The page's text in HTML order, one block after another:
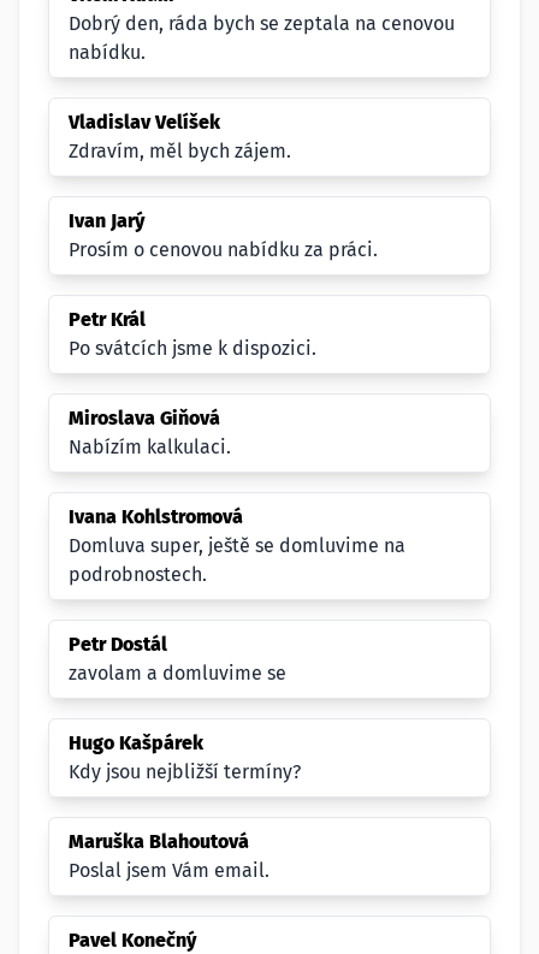
Dobrý den, ráda bych se zeptala na cenovou
nabídku.
Vladislav Velíšek
Zdravím, měl bych zájem.
Ivan Jarý
Prosím o cenovou nabídku za práci.
Petr Král
Po svátcích jsme k dispozici.
Miroslava Giňová
Nabízím kalkulaci.
Ivana Kohlstromová
Domluva super, ještě se domluvime na
podrobnostech.
Petr Dostál
zavolam a domluvime se
Hugo Kašpárek
Kdy jsou nejbližší termíny?
Maruška Blahoutová
Poslal jsem Vám email.
Pavel Konečný